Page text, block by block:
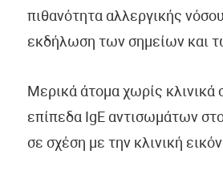
πιθανότητα αλλεργικής
εκδήλωση των σημείων και
Μερικά άτομα χωρίς κλινικά
επίπεδα IgE αντισωμάτων
σε σχέση με την κλινική